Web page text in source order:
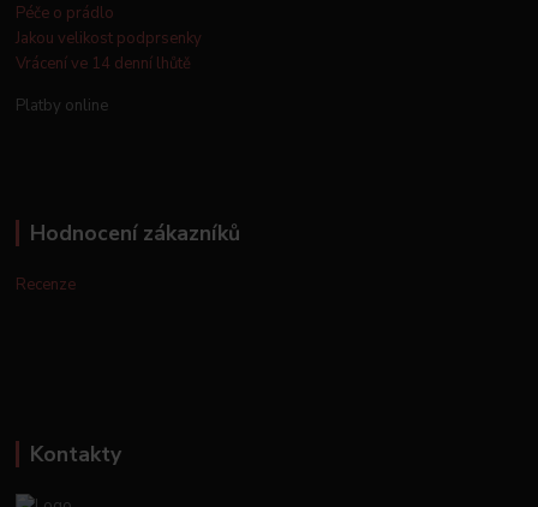
Péče o prádlo
Jakou velikost podprsenky
Vrácení ve 14 denní lhůtě
Platby online
Hodnocení zákazníků
Recenze
Kontakty